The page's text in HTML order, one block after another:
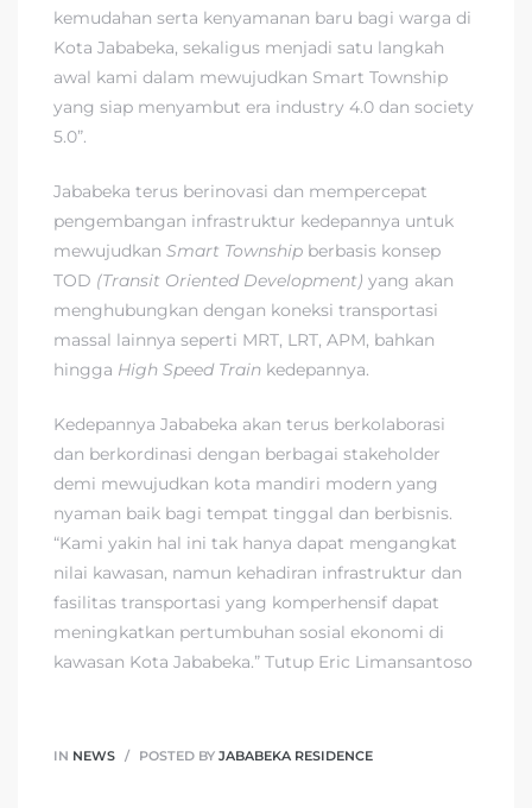
kemudahan serta kenyamanan baru bagi warga di
Kota Jababeka, sekaligus menjadi satu langkah
awal kami dalam mewujudkan Smart Township
yang siap menyambut era industry 4.0 dan society
5.0”.
Jababeka terus berinovasi dan mempercepat
pengembangan infrastruktur kedepannya untuk
mewujudkan Smart Township berbasis konsep
TOD (Transit Oriented Development) yang akan
menghubungkan dengan koneksi transportasi
massal lainnya seperti MRT, LRT, APM, bahkan
hingga High Speed Train kedepannya.
Kedepannya Jababeka akan terus berkolaborasi
dan berkordinasi dengan berbagai stakeholder
demi mewujudkan kota mandiri modern yang
nyaman baik bagi tempat tinggal dan berbisnis.
“Kami yakin hal ini tak hanya dapat mengangkat
nilai kawasan, namun kehadiran infrastruktur dan
fasilitas transportasi yang komperhensif dapat
meningkatkan pertumbuhan sosial ekonomi di
kawasan Kota Jababeka.” Tutup Eric Limansantoso
IN NEWS POSTED BY JABABEKA RESIDENCE